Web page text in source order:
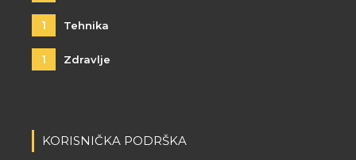
1 Tehnika
1 Zdravlje
KORISNIČKA PODRŠKA